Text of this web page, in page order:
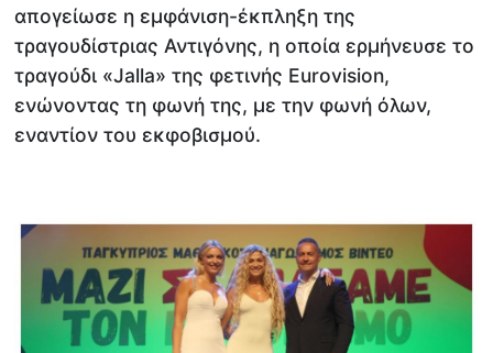
απογείωσε η εμφάνιση-έκπληξη της
τραγουδίστριας Αντιγόνης, η οποία ερμήνευσε το
τραγούδι «Jalla» της φετινής Eurovision,
ενώνοντας τη φωνή της, με την φωνή όλων,
εναντίον του εκφοβισμού.